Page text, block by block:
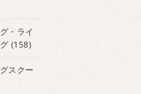
・ライ
(158)
スクー